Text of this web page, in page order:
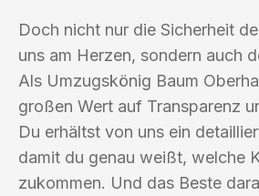
Doch nicht nur die Sicherheit
uns am Herzen, sondern auch
Als Umzugskönig Baum
großen Wert auf Transparenz
Du erhältst von uns ein
damit du genau weißt, welche
zukommen. Und das Beste